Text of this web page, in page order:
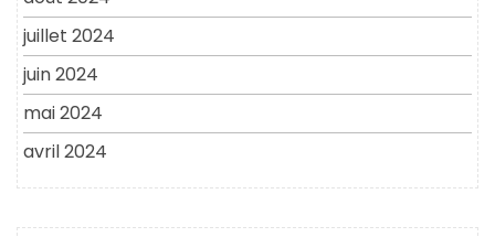
juillet 2024
juin 2024
mai 2024
avril 2024